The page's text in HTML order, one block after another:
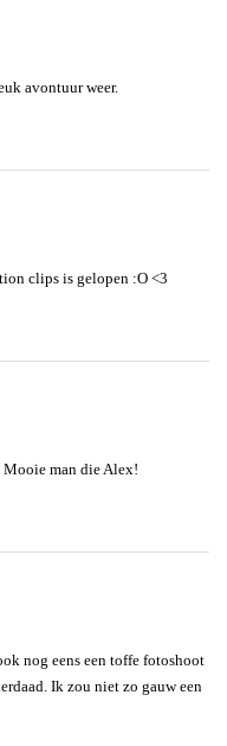
avontuur weer.
clips is gelopen :O <3
man die Alex!
nog eens een toffe fotoshoot
Ik zou niet zo gauw een